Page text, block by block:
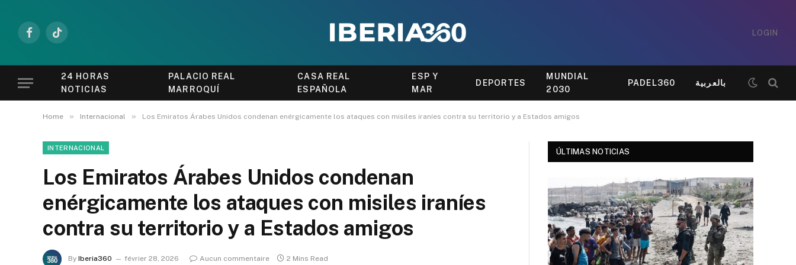
FacebookTikTok
LOGIN
24 HORAS
NOTICIAS
PALACIO REAL
MARROQUÍ
CASA REAL
ESPAÑOLA
ESP Y
MAR
DEPORTES
MUNDIAL
2030
PADEL360 بالعربية
Home » Internacional » Los Emiratos Árabes Unidos condenan enérgicamente los ataques con misiles iraníes contra su territorio y a Estados amigos
INTERNACIONAL
Los Emiratos Árabes Unidos condenan
enérgicamente los ataques con misiles iraníes
contra su territorio y a Estados amigos
By Iberia360 février 28, 2026 Aucun commentaire 2 Mins Read
ÚLTIMAS NOTICIAS